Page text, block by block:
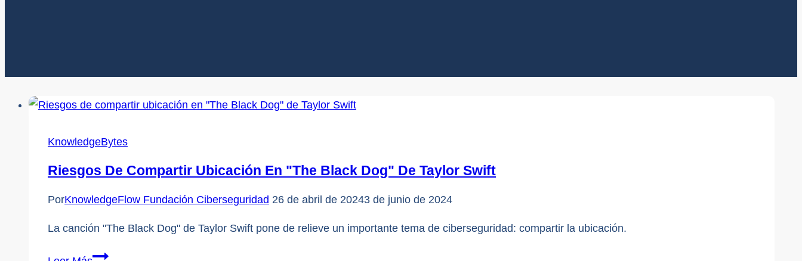
KnowledgeBytes
Riesgos De Compartir Ubicación En "The Black Dog" De Taylor Swift
PorKnowledgeFlow Fundación Ciberseguridad 26 de abril de 20243 de junio de 2024
La canción "The Black Dog" de Taylor Swift pone de relieve un importante tema de ciberseguridad: compartir la ubicación.
Riesgos